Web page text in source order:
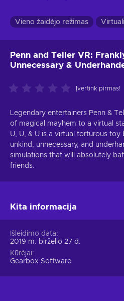
Vieno žaidėjo režimas
Penn and Teller VR:
Unnecessary &
Įvertink pirmas!
Legendary entertainers Penn &
of magical mayhem to a virtual
U, U, & U is a virtual torturous toy
unkind, unnecessary, and
simulations that will absolutely
friends.
Kita informacija
Išleidimo data
2019 m. birželio 27 d.
Kūrėjai
Gearbox Software